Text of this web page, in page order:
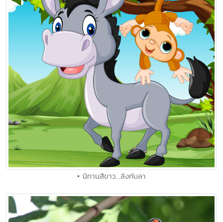
• นิทานสีขาว...ลิงกับลา